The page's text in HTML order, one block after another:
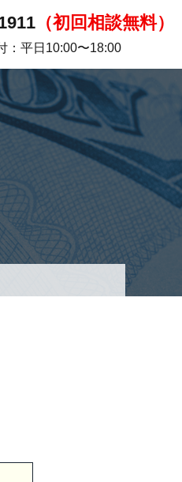
（初回相談無料）
：平日10:00〜18:00